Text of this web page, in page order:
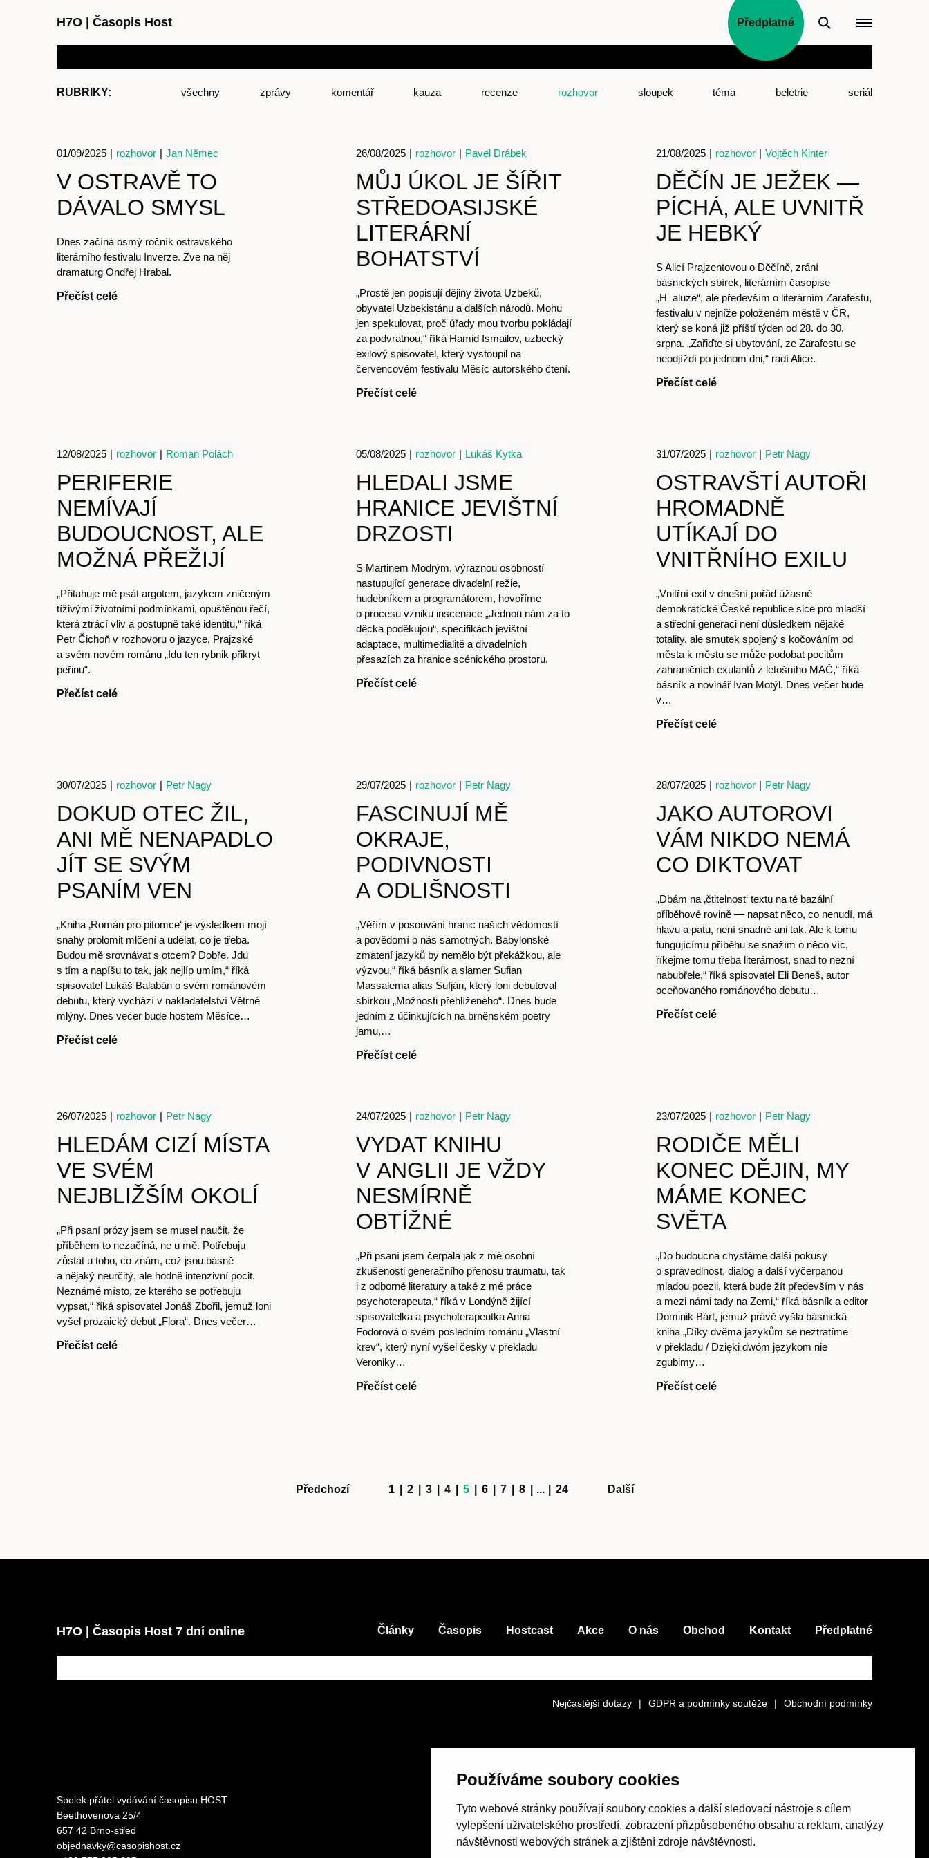
Používáme soubory cookies
Tyto webové stránky používají soubory cookies a další sledovací nástroje s cílem
vylepšení uživatelského prostředí, zobrazení přizpůsobeného obsahu a reklam, analýzy
návštěvnosti webových stránek a zjištění zdroje návštěvnosti.
H7O Časopis Host Předplatné
Články Časopis Předplatné
Hostcast Akce
RUBRIKY: všechny zprávy komentář kauza recenze rozhovor sloupek téma beletrie seriál
01/09/2025 | rozhovor | Jan Němec
V OSTRAVĚ TO
DÁVALO SMYSL
Dnes začíná osmý ročník ostravského
literárního festivalu Inverze. Zve na něj
dramaturg Ondřej Hrabal.
Přečíst celé
26/08/2025 | rozhovor | Pavel Drábek
MŮJ ÚKOL JE ŠÍŘIT
STŘEDOASIJSKÉ
LITERÁRNÍ
BOHATSTVÍ
„Prostě jen popisují dějiny života Uzbeků,
obyvatel Uzbekistánu a dalších národů. Mohu
jen spekulovat, proč úřady mou tvorbu pokládají
za podvratnou,“ říká Hamid Ismailov, uzbecký
exilový spisovatel, který vystoupil na
červencovém festivalu Měsíc autorského čtení.
Přečíst celé
21/08/2025 | rozhovor | Vojtěch Kinter
DĚČÍN JE JEŽEK —
PÍCHÁ, ALE UVNITŘ
JE HEBKÝ
S Alicí Prajzentovou o Děčíně, zrání
básnických sbírek, literárním časopise
„H_aluze“, ale především o literárním Zarafestu,
festivalu v nejníže položeném městě v ČR,
který se koná již příští týden od 28. do 30.
srpna. „Zařiďte si ubytování, ze Zarafestu se
neodjíždí po jednom dni,“ radí Alice.
Přečíst celé
12/08/2025 | rozhovor | Roman Polách
PERIFERIE
NEMÍVAJÍ
BUDOUCNOST, ALE
MOŽNÁ PŘEŽIJÍ
„Přitahuje mě psát argotem, jazykem zničeným
tíživými životními podmínkami, opuštěnou řečí,
která ztrácí vliv a postupně také identitu,“ říká
Petr Čichoň v rozhovoru o jazyce, Prajzské
a svém novém románu „Idu ten rybnik přikryt
peřinu“.
Přečíst celé
05/08/2025 | rozhovor | Lukáš Kytka
HLEDALI JSME
HRANICE JEVIŠTNÍ
DRZOSTI
S Martinem Modrým, výraznou osobností
nastupující generace divadelní režie,
hudebníkem a programátorem, hovoříme
o procesu vzniku inscenace „Jednou nám za to
děcka poděkujou“, specifikách jevištní
adaptace, multimedialitě a divadelních
přesazích za hranice scénického prostoru.
Přečíst celé
31/07/2025 | rozhovor | Petr Nagy
OSTRAVŠTÍ AUTOŘI
HROMADNĚ
UTÍKAJÍ DO
VNITŘNÍHO EXILU
„Vnitřní exil v dnešní pořád úžasně
demokratické České republice sice pro mladší
a střední generaci není důsledkem nějaké
totality, ale smutek spojený s kočováním od
města k městu se může podobat pocitům
zahraničních exulantů z letošního MAČ,“ říká
básník a novinář Ivan Motýl. Dnes večer bude
v…
Přečíst celé
30/07/2025 | rozhovor | Petr Nagy
DOKUD OTEC ŽIL,
ANI MĚ NENAPADLO
JÍT SE SVÝM
PSANÍM VEN
„Kniha ‚Román pro pitomce‘ je výsledkem mojí
snahy prolomit mlčení a udělat, co je třeba.
Budou mě srovnávat s otcem? Dobře. Jdu
s tím a napíšu to tak, jak nejlíp umím,“ říká
spisovatel Lukáš Balabán o svém románovém
debutu, který vychází v nakladatelství Větrné
mlýny. Dnes večer bude hostem Měsíce…
Přečíst celé
29/07/2025 | rozhovor | Petr Nagy
FASCINUJÍ MĚ
OKRAJE,
PODIVNOSTI
A ODLIŠNOSTI
„Věřím v posouvání hranic našich vědomostí
a povědomí o nás samotných. Babylonské
zmatení jazyků by nemělo být překážkou, ale
výzvou,“ říká básník a slamer Sufian
Massalema alias Sufján, který loni debutoval
sbírkou „Možnosti přehlíženého“. Dnes bude
jedním z účinkujících na brněnském poetry
jamu,…
Přečíst celé
28/07/2025 | rozhovor | Petr Nagy
JAKO AUTOROVI
VÁM NIKDO NEMÁ
CO DIKTOVAT
„Dbám na ‚čtitelnost‘ textu na té bazální
příběhové rovině — napsat něco, co nenudí, má
hlavu a patu, není snadné ani tak. Ale k tomu
fungujícímu příběhu se snažím o něco víc,
říkejme tomu třeba literárnost, snad to nezní
nabubřele,“ říká spisovatel Eli Beneš, autor
oceňovaného románového debutu…
Přečíst celé
26/07/2025 | rozhovor | Petr Nagy
HLEDÁM CIZÍ MÍSTA
VE SVÉM
NEJBLIŽŠÍM OKOLÍ
„Při psaní prózy jsem se musel naučit, že
příběhem to nezačíná, ne u mě. Potřebuju
zůstat u toho, co znám, což jsou básně
a nějaký neurčitý, ale hodně intenzivní pocit.
Neznámé místo, ze kterého se potřebuju
vypsat,“ říká spisovatel Jonáš Zbořil, jemuž loni
vyšel prozaický debut „Flora“. Dnes večer…
Přečíst celé
24/07/2025 | rozhovor | Petr Nagy
VYDAT KNIHU
V ANGLII JE VŽDY
NESMÍRNĚ
OBTÍŽNÉ
„Při psaní jsem čerpala jak z mé osobní
zkušenosti generačního přenosu traumatu, tak
i z odborné literatury a také z mé práce
psychoterapeuta,“ říká v Londýně žijící
spisovatelka a psychoterapeutka Anna
Fodorová o svém posledním románu „Vlastní
krev“, který nyní vyšel česky v překladu
Veroniky…
Přečíst celé
23/07/2025 | rozhovor | Petr Nagy
RODIČE MĚLI
KONEC DĚJIN, MY
MÁME KONEC
SVĚTA
„Do budoucna chystáme další pokusy
o spravedlnost, dialog a další vyčerpanou
mladou poezii, která bude žít především v nás
a mezi námi tady na Zemi,“ říká básník a editor
Dominik Bárt, jemuž právě vyšla básnická
kniha „Díky dvěma jazykům se neztratíme
v překladu / Dzięki dwóm językom nie
zgubimy…
Přečíst celé
Předchozí 1 2 3 4 5 6 7 8 ... 24 Další
H7O | Časopis Host 7 dní online Články Časopis Hostcast Akce O nás Obchod Kontakt Předplatné
Nejčastější dotazy | GDPR a podmínky soutěže | Obchodní podmínky
Spolek přátel vydávání časopisu HOST
Beethovenova 25/4
657 42 Brno-střed
objednavky@casopishost.cz
Revue Host vychází s laskavou finanční podporou